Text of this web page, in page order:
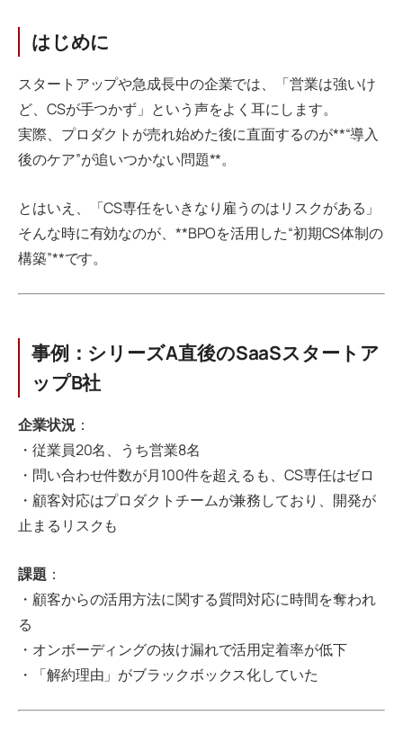
はじめに
スタートアップや急成長中の企業では、「営業は強いけ
ど、CSが手つかず」という声をよく耳にします。
実際、プロダクトが売れ始めた後に直面するのが**“導入
後のケア”が追いつかない問題**。
とはいえ、「CS専任をいきなり雇うのはリスクがある」
そんな時に有効なのが、**BPOを活用した“初期CS体制の
構築”**です。
事例：シリーズA直後のSaaSスタートア
ップB社
企業状況：
・従業員20名、うち営業8名
・問い合わせ件数が月100件を超えるも、CS専任はゼロ
・顧客対応はプロダクトチームが兼務しており、開発が
止まるリスクも
課題 ：
・顧客からの活用方法に関する質問対応に時間を奪われ
る
・オンボーディングの抜け漏れで活用定着率が低下
・「解約理由」がブラックボックス化していた